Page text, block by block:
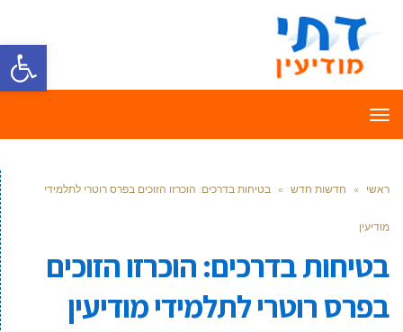
פתח
תפריט
ראשי » חדשות חדש » בטיחות בדרכים: הוכרזו הזוכים בפרס רוטרי לתלמידי
מודיעין
בטיחות בדרכים: הוכרזו הזוכים
בפרס רוטרי לתלמידי מודיעין